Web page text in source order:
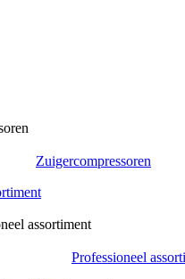
Zuigercompressoren
assortiment
Professioneel